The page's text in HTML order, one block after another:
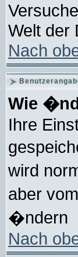
Welt der
Nach
Wie
Ihre
wird
aber
�ndern
Nach